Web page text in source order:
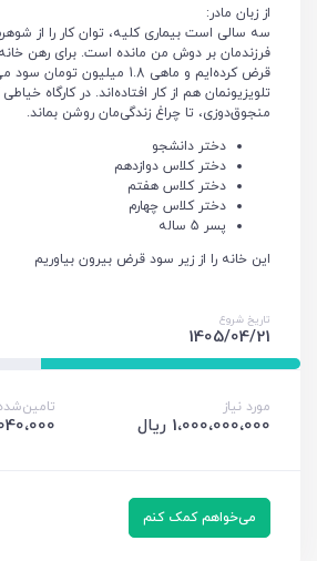
از زبان مادر:
سه سالی است بیماری کلیه، توان کار را از
فرزندمان بر دوش من مانده است. برای رهن
قرض کرده‌ایم و ماهی 1.8
تلویزیونمان هم از کار افتاده‌اند. در کارگاه
منجوق‌دوزی، تا چراغ زندگی‌مان روشن بماند.
دختر دانشجو
دختر کلاس دوازدهم
دختر کلاس هفتم
دختر کلاس چهارم
پسر 5 ساله
این خانه را از زیر سود قرض بیرون بیاوریم
تاریخ شروع
1405/04/21
مورد نیاز
1،000،000،000 ریال
می‌خواهم کمک کنم